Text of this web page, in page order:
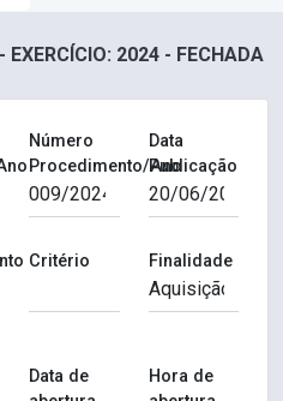
2024 - FECHADA
Número
Procedimento/Ano
Data
Publicação
Critério Finalidade
Data de
Hora de